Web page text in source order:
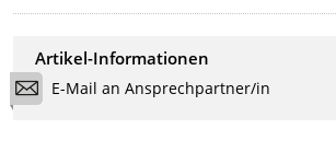
Artikel-Informationen
E-Mail an Ansprechpartner/in